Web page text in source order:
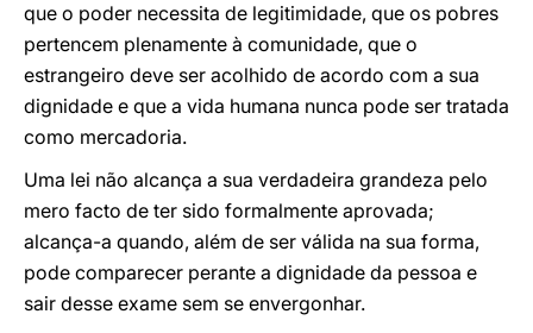
que o poder necessita de legitimidade, que os pobres
pertencem plenamente à comunidade, que o
estrangeiro deve ser acolhido de acordo com a sua
dignidade e que a vida humana nunca pode ser tratada
como mercadoria.
Uma lei não alcança a sua verdadeira grandeza pelo
mero facto de ter sido formalmente aprovada;
alcança-a quando, além de ser válida na sua forma,
pode comparecer perante a dignidade da pessoa e
sair desse exame sem se envergonhar.